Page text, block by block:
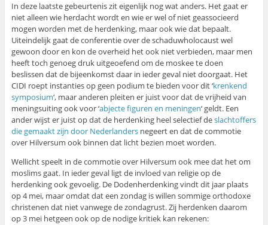
In deze laatste gebeurtenis zit eigenlijk nog wat anders. Het gaat er
niet alleen wie herdacht wordt en wie er wel of niet geassocieerd
mogen worden met de herdenking, maar ook wie dat bepaalt.
Uiteindelijk gaat de conferentie over de schaduwholocaust wel
gewoon door en kon de overheid het ook niet verbieden, maar men
heeft toch genoeg druk uitgeoefend om de moskee te doen
beslissen dat de bijeenkomst daar in ieder geval niet doorgaat. Het
CIDI roept instanties op geen podium te bieden voor dit ‘krenkend
symposium‘, maar anderen pleiten er juist voor dat de vrijheid van
meningsuiting ook voor ‘abjecte figuren en meningen‘ geldt. Een
ander wijst er juist op dat de herdenking heel selectief deslachtoffers
die gemaakt zijn door Nederlandersnegeert en dat de commotie
over Hilversum ook binnen dat licht bezien moet worden.
Wellicht speelt in de commotie over Hilversum ook mee dat het om
moslims gaat. In ieder geval ligt de invloed van religie op de
herdenking ook gevoelig. De Dodenherdenking vindt dit jaar plaats
op 4 mei, maar omdat dat een zondag is willen sommige orthodoxe
christenen dat niet vanwege de zondagrust. Zij herdenken daarom
op 3 mei hetgeen ook op de nodige kritiek kan rekenen: